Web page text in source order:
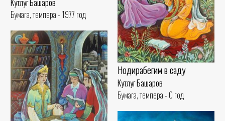
Кутлуг Башаров
Бумага, темпера - 1977 год
Нодирабегим в саду
Кутлуг Башаров
Бумага, темпера - 0 год